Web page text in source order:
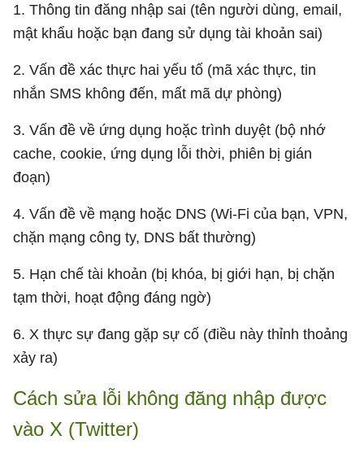
1. Thông tin đăng nhập sai (tên người dùng, email,
mật khẩu hoặc bạn đang sử dụng tài khoản sai)
2. Vấn đề xác thực hai yếu tố (mã xác thực, tin
nhắn SMS không đến, mất mã dự phòng)
3. Vấn đề về ứng dụng hoặc trình duyệt (bộ nhớ
cache, cookie, ứng dụng lỗi thời, phiên bị gián
đoạn)
4. Vấn đề về mạng hoặc DNS (Wi-Fi của bạn, VPN,
chặn mạng công ty, DNS bất thường)
5. Hạn chế tài khoản (bị khóa, bị giới hạn, bị chặn
tạm thời, hoạt động đáng ngờ)
6. X thực sự đang gặp sự cố (điều này thỉnh thoảng
xảy ra)
Cách sửa lỗi không đăng nhập được
vào X (Twitter)